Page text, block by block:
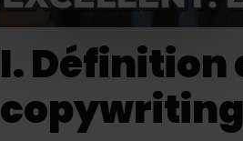
I. Définition
copywriting